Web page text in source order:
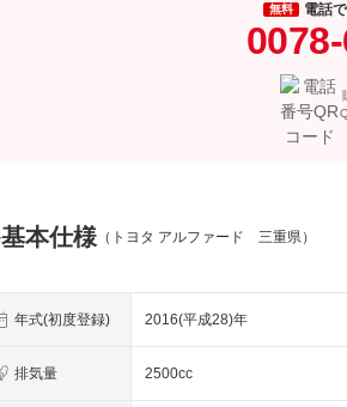
無料 電話
基本仕様 （トヨタ アルファード 三重県）
年式(初度登録) 2016(平成28)年
排気量 2500cc